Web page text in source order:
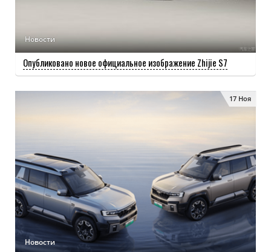
Новости
Опубликовано новое официальное изображение Zhijie S7
Новости
17 Ноя